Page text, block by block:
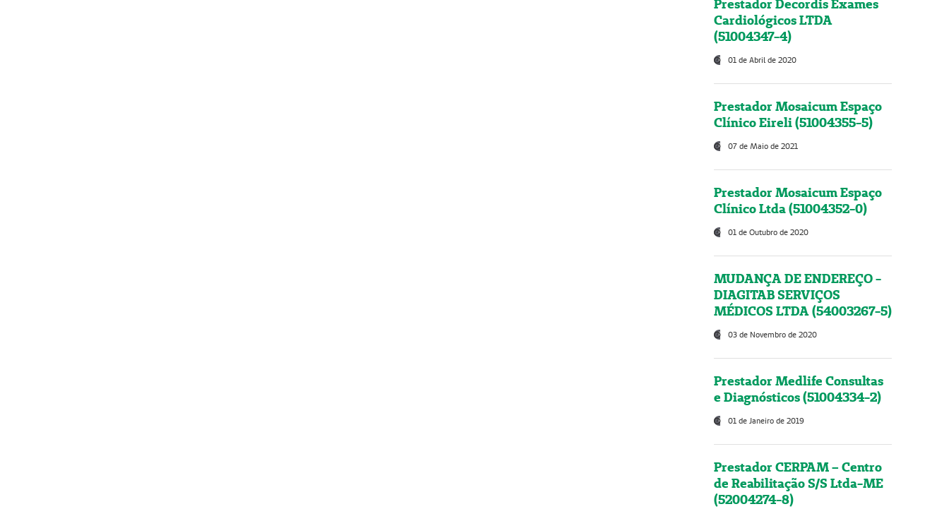
Prestador Decordis Exames
Cardiológicos LTDA
(51004347-4)
01 de Abril de 2020
Prestador Mosaicum Espaço
Clínico Eireli (51004355-5)
07 de Maio de 2021
Prestador Mosaicum Espaço
Clínico Ltda (51004352-0)
01 de Outubro de 2020
MUDANÇA DE ENDEREÇO -
DIAGITAB SERVIÇOS
MÉDICOS LTDA (54003267-5)
03 de Novembro de 2020
Prestador Medlife Consultas
e Diagnósticos (51004334-2)
01 de Janeiro de 2019
Prestador CERPAM – Centro
de Reabilitação S/S Ltda-ME
(52004274-8)